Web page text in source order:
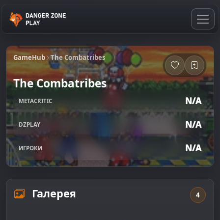
GameHub The Combatribes
The Combatribes
METACRITIC N/A
DZPLAY N/A
ИГРОКИ N/A
Галерея 4